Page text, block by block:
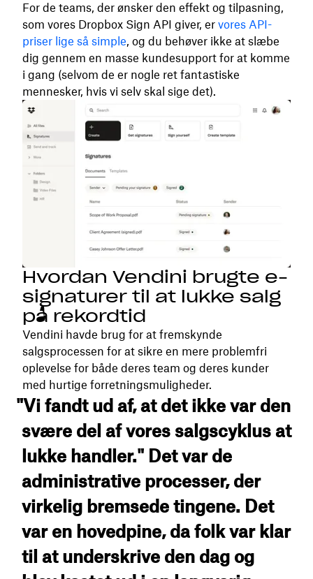
For de teams, der ønsker den effekt og tilpasning,
som vores Dropbox Sign API giver, er vores API-
priser lige så simple, og du behøver ikke at slæbe
dig gennem en masse kundesupport for at komme
i gang (selvom de er nogle ret fantastiske
mennesker, hvis vi selv skal sige det).
Hvordan Vendini brugte e-
signaturer til at lukke salg
på rekordtid
Vendini havde brug for at fremskynde
salgsprocessen for at sikre en mere problemfri
oplevelse for både deres team og deres kunder
med hurtige forretningsmuligheder.
"Vi fandt ud af, at det ikke var den
svære del af vores salgscyklus at
lukke handler." Det var de
administrative processer, der
virkelig bremsede tingene. Det
var en hovedpine, da folk var klar
til at underskrive den dag og